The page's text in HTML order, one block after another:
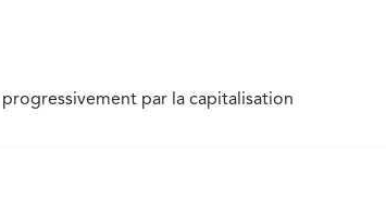
par la capitalisation